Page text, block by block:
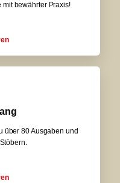
bewährter Praxis!
über 80 Ausgaben und